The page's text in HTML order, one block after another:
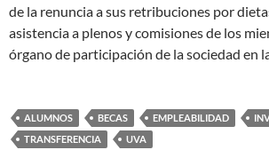
de la renuncia a sus retribuciones por
asistencia a plenos y comisiones de los
órgano de participación de la sociedad en
ALUMNOS BECAS EMPLEABILIDAD
TRANSFERENCIA
UVA